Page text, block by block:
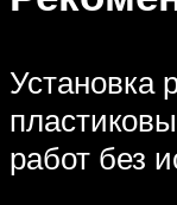
Установка
работ без